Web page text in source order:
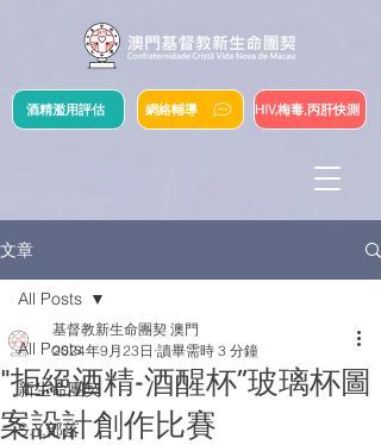
網絡輔導
酒精濫用評估 HIV,梅毒,丙肝快測
文章
All Posts
新生命團契
S.Y.部落
All Posts
"拒絕酒精-酒醒杯”玻璃杯圖
案設計創作比賽
基督教新生命團契 澳門
2024年9月23日 讀畢需時 3 分鐘